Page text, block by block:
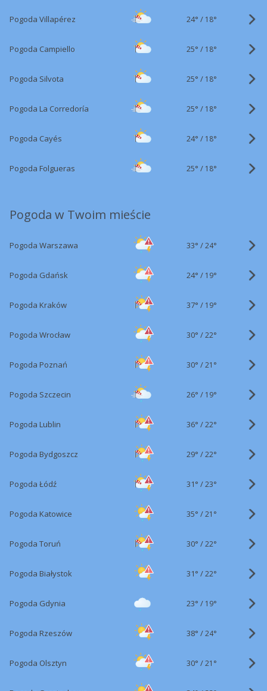
Pogoda Villapérez 24° / 18°
Pogoda Campiello 25° / 18°
Pogoda Silvota 25° / 18°
Pogoda La Corredoría 25° / 18°
Pogoda Cayés 24° / 18°
Pogoda Folgueras 25° / 18°
Pogoda w Twoim mieście
Pogoda Warszawa 33° /24°
Pogoda Gdańsk 24° / 19°
Pogoda Kraków 37° / 19°
Pogoda Wrocław 30° /22°
Pogoda Poznań 30° /21°
Pogoda Szczecin 26° / 19°
Pogoda Lublin 36° /22°
Pogoda Bydgoszcz 29° /22°
Pogoda Łódź 31° /23°
Pogoda Katowice 35° /21°
Pogoda Toruń 30° /22°
Pogoda Białystok 31° /22°
Pogoda Gdynia 23° / 19°
Pogoda Rzeszów 38° /24°
Pogoda Olsztyn 30° /21°